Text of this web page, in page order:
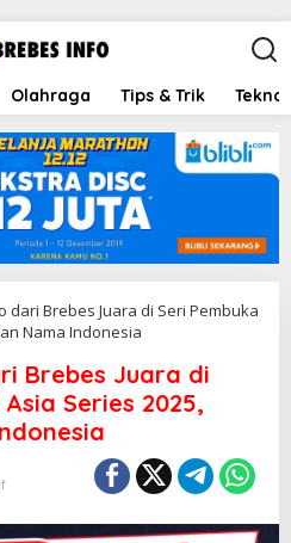
Olahraga Tips & Trik
dari Brebes Juara di Seri Pembuka
Nama Indonesia
Brebes Juara di
Series 2025,